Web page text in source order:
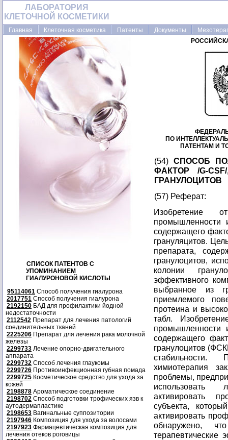
ЛАБОРАТОРИЯ
КЛЕТОЧНОЙ КОСМЕТИКИ
Главная Клеточная косметика Патенты Документы
СПИСОК ПАТЕНТОВ С
УПОМИНАНИЕМ
ГИАЛУРОНОВОЙ КИСЛОТЫ
95114061 Способ получения гиалурона
2017751 Способ получения гиалурона
2192150 БАД для профилактики йодной
недостаточности
2112542 Препарат для лечения патологий
соединительных тканей
2225206 Препарат для лечения рака молочной
железы
2299733 Лечение опорно-двигательного
аппарата
2299732 Способ лечения глаукомы
2299726 Противоинфекционная губная помада
2299725 Косметическое средство для ухода за
кожей
2198878 Ароматическое соединение
2198702 Способ подготовки трофических язв к
аутодермапластике
2198653 Вагинальные суппозитории
2197946 Композиция для ухода за волосами
2197923 Фармацевтическая композиция для
лечения отеков роговицы
ПО
ПАТЕНТАМ И
(54) СПОСОБ
ФАКТОР /G-
ГРАНУЛОЦИТОВ
(57) Реферат:
Изобретение относится к химико-фармацевтической промышленности и касается способа получения препарата, содержащего фактор (G - CSF), стимулирующего рост колоний грануляцитов. Цель - повышение стабильности. При получении препарата, содержащего фактор, стимулирующий колонии гранулоцитов, используется, кроме фактора, стимулирующего колонии гранулоцитов, присутствующего в качестве эффективного компонента, по крайней мере одно вещество, выбранное из группы, состоящей из фармацевтически приемлемого поверхностно-активного вещества, сахарида, протеина и высокомолекулярного соединения. 1 з. п. ф-лы, 3 табл. Изобретение относится к химико-фармацевтической промышленности и касается способа получения препарата, содержащего фактор (G-CSF), стимулирующий рост колоний гранулоцитов (ФСКГ). Целью изобретения является повышение стабильности. Практируемая в настоящее время химиотерапия заключает в себе различные неизбежные проблемы, предпринимаются интенсивные усилия с тем, чтобы использовать лекарственное вещество, способное активировать профилактические функции хозяина или субъекта, который заражен. ФСКГ проявляет способность активировать профилактические функции хозяина, кроме того, обнаружено, что ФСКГ показывает более высокие терапевтические эффекты в клинических применениях, если он используется в комбинации с веществом, которое активирует профилактические возможности хозяина. ФСКГ используется в очень малом количестве, фармацевтический препарат, содержащий 0,1-500 мкг (предпочтительно 5-50) ФСКГ, обычно вводят с интенсивностью дозировки 1-7 раз в неделю на взрослого пациента. Однако ФСКГ имеет склонность адсорбироваться на стенке емкости, например ампула для инъекции или шприц. Следовательно, если лекарство используется в виде инъекции в виде водного раствора, оно будет адсорбироваться на стенке емкости, например ампула или шприц. Это приводит к неспособности ФСКГ полностью проявлять активность в качестве фармацевтического средства либо влечет за собой введение ФСКГ в более чем необходимом количестве, принимая во внимание его возможную потерю вследствие адсорбции. Кроме того, ФСКГ является лабильным и чрезвычайно восприимчивым к окружающим факторам, например температура, влажность, кислород и фильтрафиолетовые лучи. Под действием таких факторов ФСКГ испытывает физические и химические изменения: сооциация, полимеризация и окисление - и терпит большие потери в активности. Эти явления затрудняет осуществление полного выполнения терапевтического действия введением очень малого количества ФСКГ строгим образом. Поэтому существует необходимость разработки устойчивого фармацевтического препарата ФСКГ, который полностью защищен от потери активности его эффективного компонента. Это является основной целью изобретения, которое предлагает устойчивый фармацевтический препарат ФСКГ. В способе приведены интенсивные